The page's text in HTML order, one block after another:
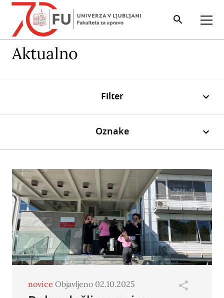
Iskalnik Odpri
Aktualno
Filter
Oznake
novice Objavljeno 02.10.2025